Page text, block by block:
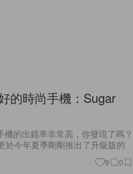
的時尚手機：Sugar
的出鏡率非常高，你發現了嗎？
於今年夏季剛剛推出了升級版的
9 0